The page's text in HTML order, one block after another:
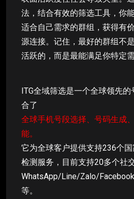
法，结合有效的筛选工具，你
适合自己需求的群组，获得有
源连接。记住，最好的群组不
活跃的，而是最能满足你特定需
ITG全域筛选是一个全球领先
合了
全球手机号段选择、号码生成
能。
它为全球客户提供支持236个
检测服务，目前支持20多个社
WhatsApp/Line/Zalo/
等。